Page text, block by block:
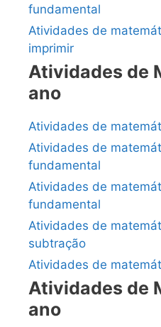
fundamental
Atividades de
imprimir
Atividades de
ano
Atividades de
Atividades de
fundamental
Atividades de
fundamental
Atividades de
subtração
Atividades de
Atividades de
ano